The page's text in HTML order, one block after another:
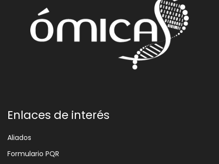
Enlaces de interés
Aliados
Formulario PQR